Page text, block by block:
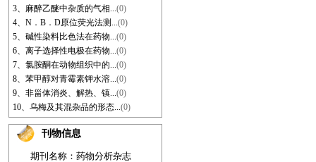
3、麻醉乙醚中杂质的气相...(0)
4、N．B．D原位荧光法测...(0)
5、碱性染料比色法在药物...(0)
6、离子选择性电极在药物...(0)
7、氯胺酮在动物组织中的...(0)
8、苯甲醇对青霉素钾水溶...(0)
9、非甾体消炎、解热、镇...(0)
10、乌梅及其混杂品的形态...(0)
刊物信息
期刊名称：药物分析杂志